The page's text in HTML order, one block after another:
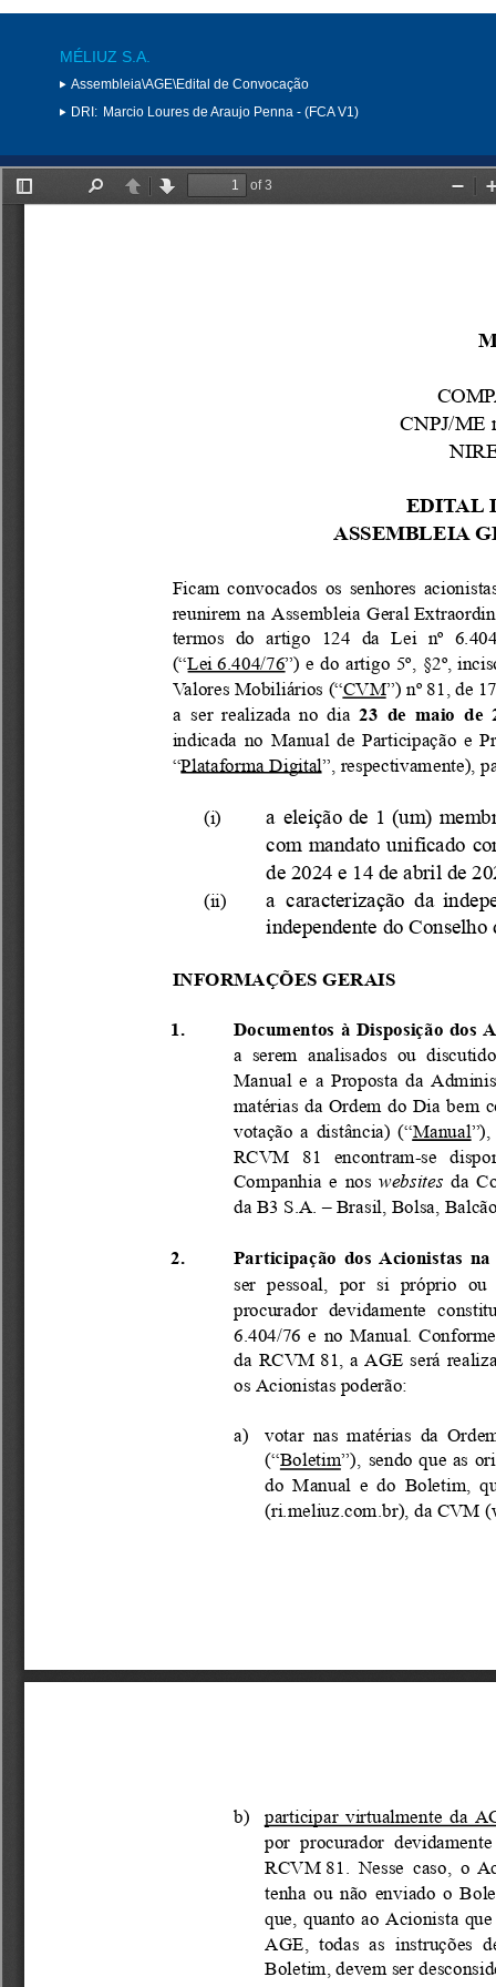
MÉLIUZ S.A.
Assembleia\AGE\Edital de Convocação
DRI: Marcio Loures de Araujo Penna - (FCA V1)